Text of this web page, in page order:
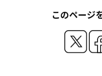
このページ